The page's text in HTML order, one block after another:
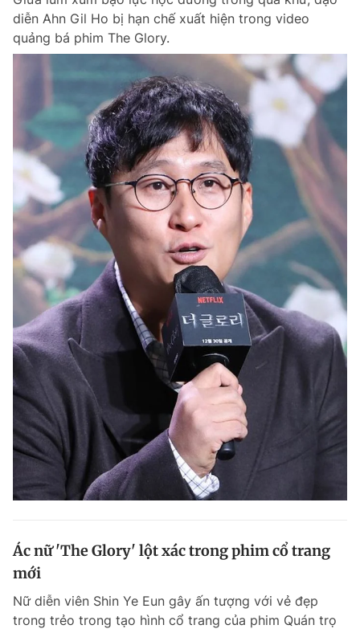
diễn Ahn Gil Ho bị hạn chế xuất hiện trong video
quảng bá phim The Glory.
Ác nữ 'The Glory' lột xác trong phim cổ trang
mới
Nữ diễn viên Shin Ye Eun gây ấn tượng với vẻ đẹp
trong trẻo trong tạo hình cổ trang của phim Quán trọ